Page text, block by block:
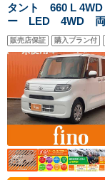
タント 660 L
ー LED 4WD 両
ト オートエアコ
ドア ドリンクホ
ンドウ サイドエア
販売店保証 購入プラン付